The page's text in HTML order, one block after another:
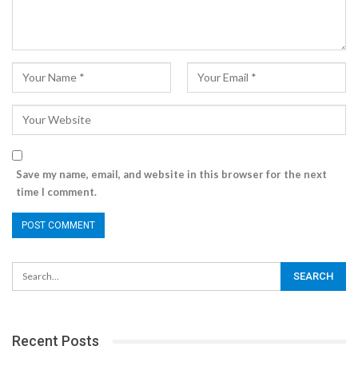
Save my name, email, and website in this browser for the next
time I comment.
Recent Posts